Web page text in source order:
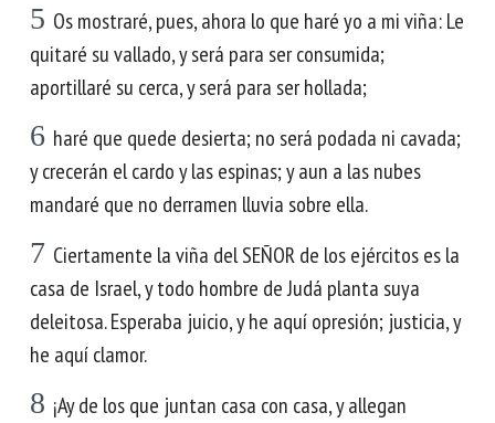
5 Os mostraré, pues, ahora lo que haré yo a mi viña: Le
quitaré su vallado, y será para ser consumida;
aportillaré su cerca, y será para ser hollada;
6 haré que quede desierta; no será podada ni cavada;
y crecerán el cardo y las espinas; y aun a las nubes
mandaré que no derramen lluvia sobre ella.
7 Ciertamente la viña del SEÑOR de los ejércitos es la
casa de Israel, y todo hombre de Judá planta suya
deleitosa. Esperaba juicio, y he aquí opresión; justicia, y
he aquí clamor.
8 ¡Ay de los que juntan casa con casa, y allegan